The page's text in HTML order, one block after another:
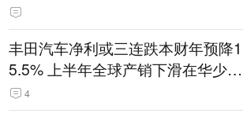
丰田汽车净利或三连跌本财年预降1
5.5% 上半年全球产销下滑在华少卖
14.3万辆
4